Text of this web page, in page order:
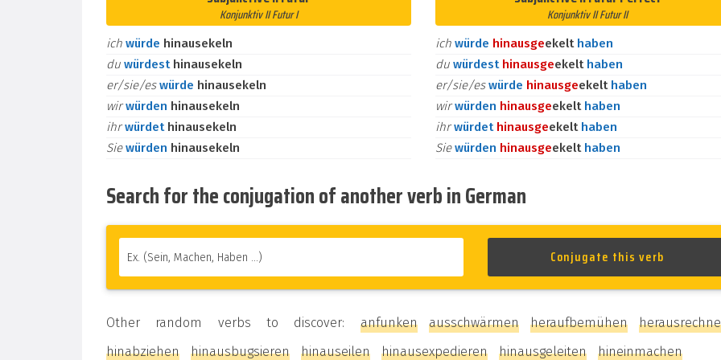
Konjunktiv II Futur I
ich würde hinausekeln
du würdest hinausekeln
er/sie/eswürde hinausekeln
wirwürden hinausekeln
ihrwürdet hinausekeln
Siewürden hinausekeln
Konjunktiv II Futur II
ich würde hinausgeekelt haben
du würdest hinausgeekelt haben
er/sie/eswürde hinausgeekelt haben
wirwürden hinausgeekelt haben
ihrwürdet hinausgeekelt haben
Siewürden hinausgeekelt haben
Search for the conjugation of another verb in German
Other random verbs to discover: anfunken ausschwärmen heraufbemühen
hinabziehen
hinausbugsieren hinauseilen hinausexpedieren hinausgeleiten hineinmachen